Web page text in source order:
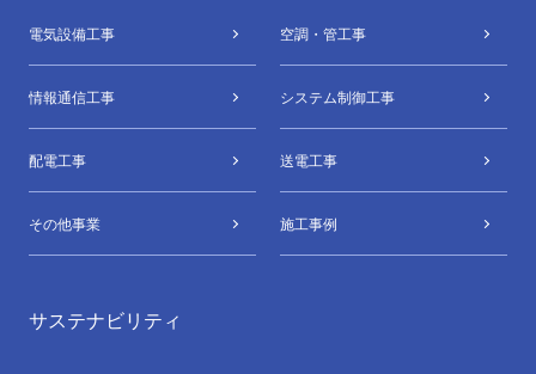
電気設備⼯事 空調・管⼯事
情報通信⼯事 システム制御⼯事
配電⼯事 送電⼯事
その他事業 施工事例
サステナビリティ